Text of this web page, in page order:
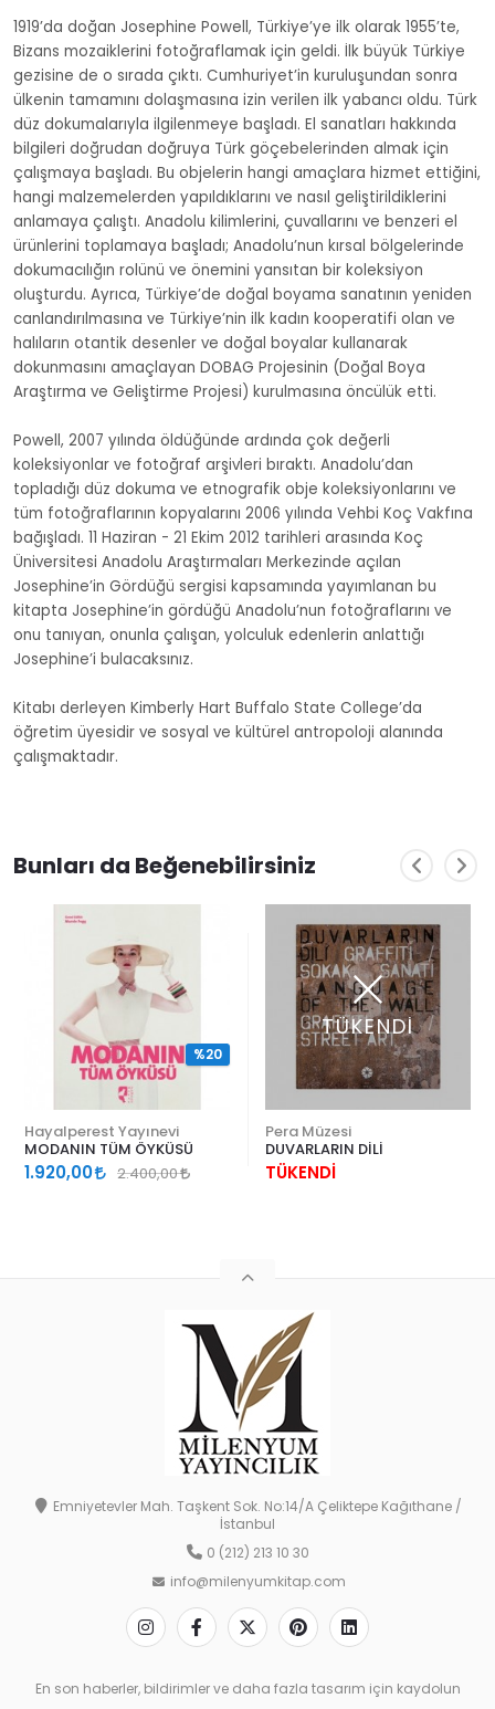
1919’da doğan Josephine Powell, Türkiye’ye ilk olarak 1955’te,
Bizans mozaiklerini fotoğraflamak için geldi. İlk büyük Türkiye
gezisine de o sırada çıktı. Cumhuriyet’in kuruluşundan sonra
ülkenin tamamını dolaşmasına izin verilen ilk yabancı oldu. Türk
düz dokumalarıyla ilgilenmeye başladı. El sanatları hakkında
bilgileri doğrudan doğruya Türk göçebelerinden almak için
çalışmaya başladı. Bu objelerin hangi amaçlara hizmet ettiğini,
hangi malzemelerden yapıldıklarını ve nasıl geliştirildiklerini
anlamaya çalıştı. Anadolu kilimlerini, çuvallarını ve benzeri el
ürünlerini toplamaya başladı; Anadolu’nun kırsal bölgelerinde
dokumacılığın rolünü ve önemini yansıtan bir koleksiyon
oluşturdu. Ayrıca, Türkiye’de doğal boyama sanatının yeniden
canlandırılmasına ve Türkiye’nin ilk kadın kooperatifi olan ve
halıların otantik desenler ve doğal boyalar kullanarak
dokunmasını amaçlayan DOBAG Projesinin (Doğal Boya
Araştırma ve Geliştirme Projesi) kurulmasına öncülük etti.
Powell, 2007 yılında öldüğünde ardında çok değerli
koleksiyonlar ve fotoğraf arşivleri bıraktı. Anadolu’dan
topladığı düz dokuma ve etnografik obje koleksiyonlarını ve
tüm fotoğraflarının kopyalarını 2006 yılında Vehbi Koç Vakfına
bağışladı. 11 Haziran - 21 Ekim 2012 tarihleri arasında Koç
Üniversitesi Anadolu Araştırmaları Merkezinde açılan
Josephine’in Görduğu sergisi kapsamında yayımlanan bu
kitapta Josephine’in gördüğü Anadolu’nun fotoğraflarını ve
onu tanıyan, onunla çalışan, yolculuk edenlerin anlattığı
Josephine’i bulacaksınız.
Kitabı derleyen Kimberly Hart Buffalo State College’da
öğretim üyesidir ve sosyal ve kültürel antropoloji alanında
çalışmaktadır.
Bunları da Beğenebilirsiniz
Hayalperest Yayınevi
MODANIN TÜM ÖYKÜSÜ
1.920,00 2.400,00
%20
TÜKENDİ
Pera Müzesi
DUVARLARIN DİLİ
TÜKENDİ
Emniyetevler Mah. Taşkent Sok. No:14/A Çeliktepe Kağıthane /
İstanbul
0 (212) 213 10 30
info@milenyumkitap.com
En son haberler, bildirimler ve daha fazla tasarım için kaydolun